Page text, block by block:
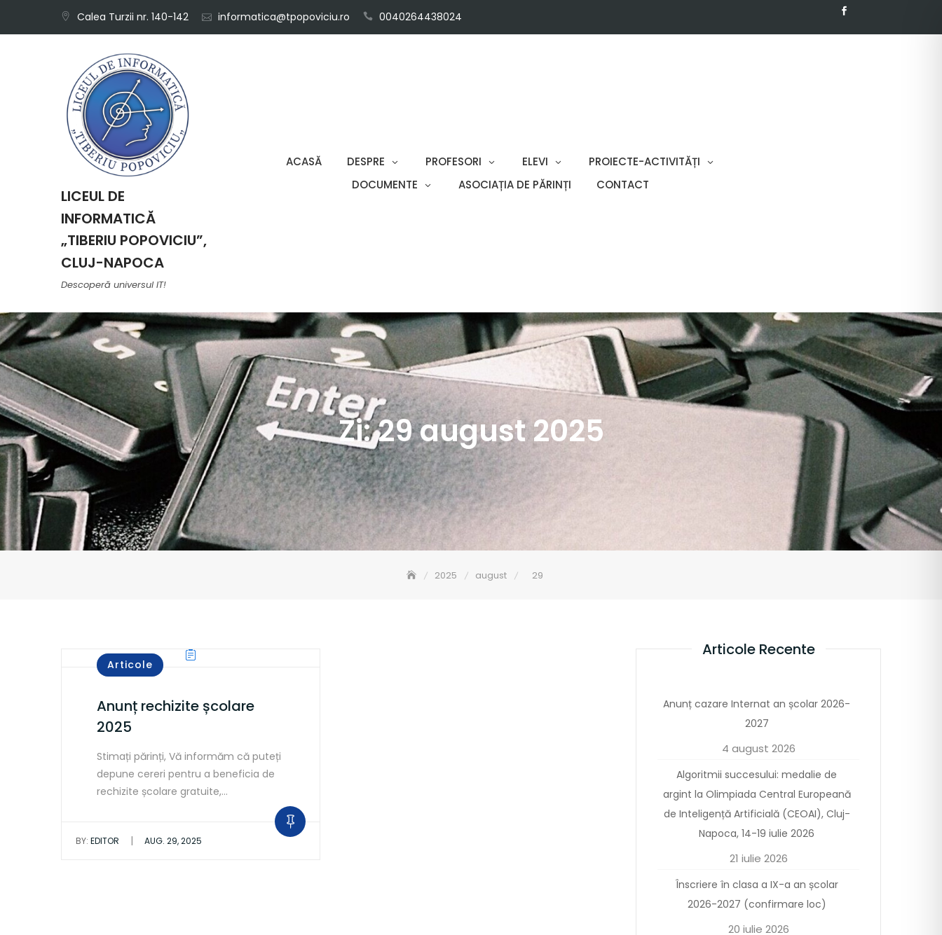
Calea Turzii nr. 140-142 informatica@tpopoviciu.ro 0040264438024
LICEUL DE
INFORMATICĂ
„TIBERIU POPOVICIU”,
CLUJ-NAPOCA
Descoperă universul IT!
ACASĂ DESPRE PROFESORI ELEVI
PROIECTE-ACTIVITĂȚI
DOCUMENTE
ASOCIAȚIA DE PĂRINȚI CONTACT
Zi:29 august 2025
2025 august 29
Articole
Anunț rechizite școlare
2025
Stimați părinți, Vă informăm că puteți
depune cereri pentru a beneficia de
rechizite școlare gratuite,…
BY: EDITOR | AUG. 29, 2025
Articole Recente
Anunț cazare Internat an școlar 2026-
2027
4 august 2026
Algoritmii succesului: medalie de
argint la Olimpiada Central Europeană
de Inteligență Artificială (CEOAI), Cluj-
Napoca, 14-19 iulie 2026
21 iulie 2026
Înscriere în clasa a IX-a an școlar
2026-2027 (confirmare loc)
20 iulie 2026